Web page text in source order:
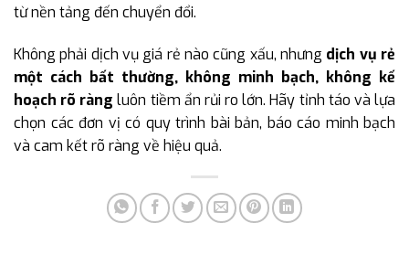
từ nền tảng đến chuyển đổi.
Không phải dịch vụ giá rẻ nào cũng xấu, nhưng dịch vụ rẻ
một cách bất thường, không minh bạch, không kế
hoạch rõ ràng luôn tiềm ẩn rủi ro lớn. Hãy tỉnh táo và lựa
chọn các đơn vị có quy trình bài bản, báo cáo minh bạch
và cam kết rõ ràng về hiệu quả.